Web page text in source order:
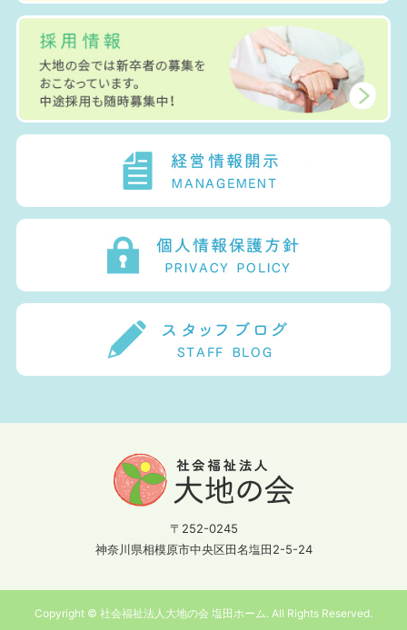
〒252-0245
神奈川県相模原市中央区田名塩田2-5-24
Copyright © 社会福祉法人大地の会 塩田ホーム. All Rights Reserved.